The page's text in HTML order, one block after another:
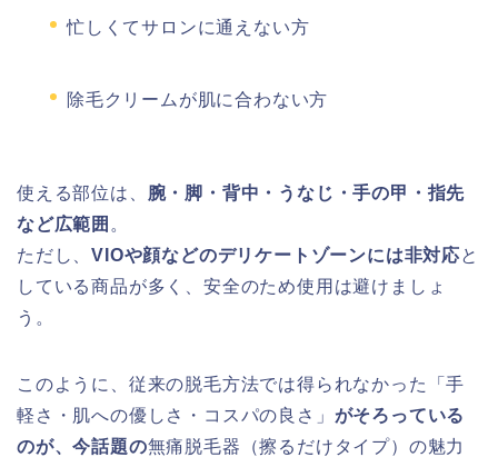
忙しくてサロンに通えない方
除毛クリームが肌に合わない方
使える部位は、 腕・脚・背中・うなじ・手の甲・指先
など広範囲 。
ただし、VIOや顔などのデリケートゾーンには非対応と
している商品が多く、安全のため使用は避けましょ
う。
このように、従来の脱毛方法では得られなかった「手
軽さ・肌への優しさ・コスパの良さ」 がそろっている
のが、今話題の無痛脱毛器（擦るだけタイプ）の魅力